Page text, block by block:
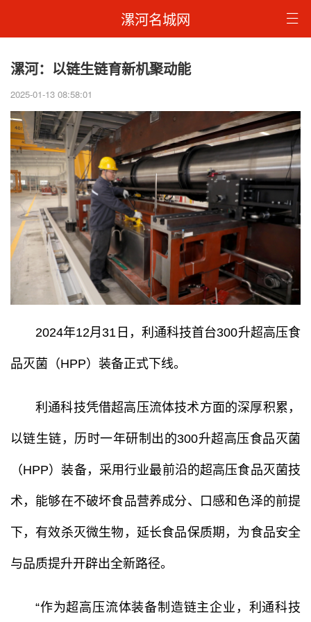
漯河名城网
漯河：以链生链育新机聚动能
2025-01-13 08:58:01
2024年12月31日，利通科技首台300升超高压食
品灭菌（HPP）装备正式下线。
利通科技凭借超高压流体技术方面的深厚积累，
以链生链，历时一年研制出的300升超高压食品灭菌
（HPP）装备，采用行业最前沿的超高压食品灭菌技
术，能够在不破坏食品营养成分、口感和色泽的前提
下，有效杀灭微生物，延长食品保质期，为食品安全
与品质提升开辟出全新路径。
“作为超高压流体装备制造链主企业，利通科技